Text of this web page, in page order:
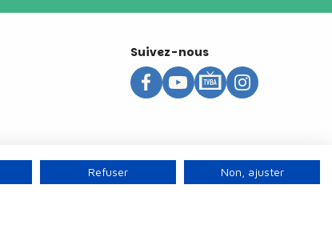
Suivez-nous
Refuser Non, ajuster